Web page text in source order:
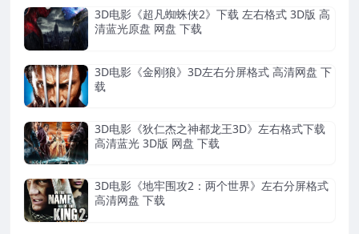
3D电影《超凡蜘蛛侠2》下载 左右格式 3D版 高
清蓝光原盘 网盘 下载
3D电影《金刚狼》3D左右分屏格式 高清网盘 下
载
3D电影《狄仁杰之神都龙王3D》左右格式下载
高清蓝光 3D版 网盘 下载
3D电影《地牢围攻2：两个世界》左右分屏格式
高清网盘 下载